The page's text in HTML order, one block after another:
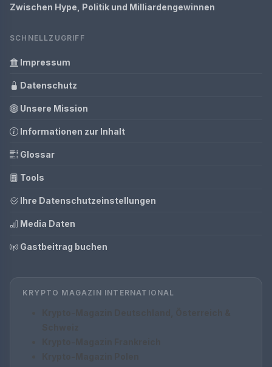
Zwischen Hype, Politik und Milliardengewinnen
SCHNELLZUGRIFF
Impressum
Datenschutz
Unsere Mission
Informationen zur Inhalt
Glossar
Tools
Ihre Datenschutzeinstellungen
Media Daten
Gastbeitrag buchen
KRYPTO MAGAZIN INTERNATIONAL